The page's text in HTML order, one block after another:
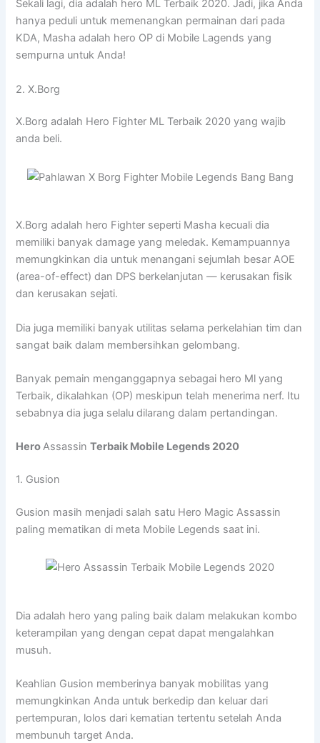
Sekali lagi, dia adalah hero ML Terbaik 2020. Jadi, jika Anda
hanya peduli untuk memenangkan permainan dari pada
KDA, Masha adalah hero OP di Mobile Lagends yang
sempurna untuk Anda!
2. X.Borg
X.Borg adalah Hero Fighter ML Terbaik 2020 yang wajib
anda beli.
X.Borg adalah hero Fighter seperti Masha kecuali dia
memiliki banyak damage yang meledak. Kemampuannya
memungkinkan dia untuk menangani sejumlah besar AOE
(area-of-effect) dan DPS berkelanjutan — kerusakan fisik
dan kerusakan sejati.
Dia juga memiliki banyak utilitas selama perkelahian tim dan
sangat baik dalam membersihkan gelombang.
Banyak pemain menganggapnya sebagai hero Ml yang
Terbaik, dikalahkan (OP) meskipun telah menerima nerf. Itu
sebabnya dia juga selalu dilarang dalam pertandingan.
HeroAssassinTerbaik Mobile Legends 2020
1. Gusion
Gusion masih menjadi salah satu Hero Magic Assassin
paling mematikan di meta Mobile Legends saat ini.
Dia adalah hero yang paling baik dalam melakukan kombo
keterampilan yang dengan cepat dapat mengalahkan
musuh.
Keahlian Gusion memberinya banyak mobilitas yang
memungkinkan Anda untuk berkedip dan keluar dari
pertempuran, lolos dari kematian tertentu setelah Anda
membunuh target Anda.